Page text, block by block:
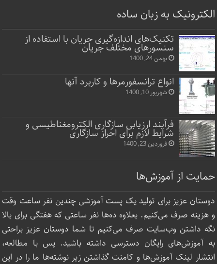
الکترونیک به زبان ساده
تکنیک‌های اندازه‌گیری جریان با استفاده از
سنسورهای مختلف جریان
بهمن 24, 1400
انواع ترانسفورمرها و کاربرد آنها
شهریور 10, 1400
فرآیند ارزیابی سازگاری الکترومغناطیسی و
شرایط لازم برای احراز سازگاری
فروردین 23, 1400
حمایت از آموزش‌ها
دوستان عزیز برای تولید یک پست آموزشی چندین نفر ساعت‌ وقت
و هزینه صرف می‌کنیم. بعلاوه ده‌ها نفر ساعتی که هفتگی برای بالا
نگه داشتن وب‌سایت صرف ‌می‌کنیم تا شما دوستان عزیز براحتی
به آموزش‌های رایگان دسترسی داشته باشید. پس با مطالعه،
انتشار لینک‌ آموزش‌ها و کامنت گذاشتن زیر نوشته‌‌ها ما را در این